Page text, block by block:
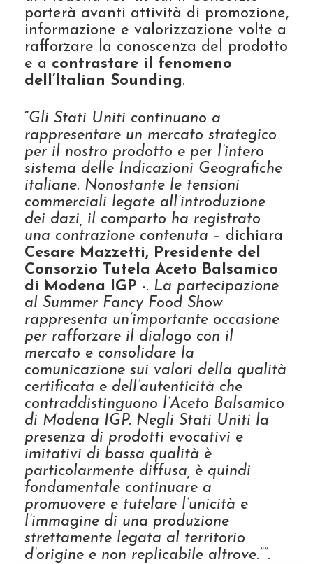
porterà avanti attività di promozione,
informazione e valorizzazione volte a
rafforzare la conoscenza del prodotto
e a contrastare il fenomeno
dell’Italian Sounding.
“Gli Stati Uniti continuano a
rappresentare un mercato strategico
per il nostro prodotto e per l’intero
sistema delle Indicazioni Geografiche
italiane. Nonostante le tensioni
commerciali legate all’introduzione
dei dazi, il comparto ha registrato
una contrazione contenuta – dichiara
Cesare Mazzetti, Presidente del
Consorzio Tutela Aceto Balsamico
di Modena IGP -. La partecipazione
al Summer Fancy Food Show
rappresenta un’importante occasione
per rafforzare il dialogo con il
mercato e consolidare la
comunicazione sui valori della qualità
certificata e dell’autenticità che
contraddistinguono l’Aceto Balsamico
di Modena IGP. Negli Stati Uniti la
presenza di prodotti evocativi e
imitativi di bassa qualità è
particolarmente diffusa, è quindi
fondamentale continuare a
promuovere e tutelare l’unicità e
l’immagine di una produzione
strettamente legata al territorio
d’origine e non replicabile altrove.””.